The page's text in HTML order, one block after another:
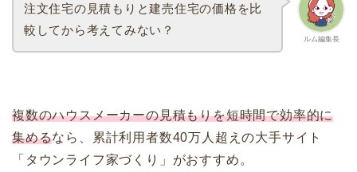
ルム編集長
注文住宅の見積もりと建売住宅の価格を比
較してから考えてみない？
複数のハウスメーカーの見積もりを短時間で効率的に
集めるなら、累計利用者数40万人超えの大手サイト
「タウンライフ家づくり」がおすすめ。